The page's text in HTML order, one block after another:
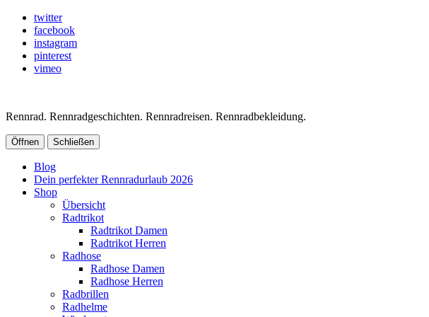
twitter
facebook
instagram
pinterest
vimeo
Rennrad. Rennradgeschichten. Rennradreisen. Rennradbekleidung.
Öffnen Schließen
Blog
Dein perfekter Rennradurlaub 2026
Shop
Übersicht
Radtrikot
Radtrikot Damen
Radtrikot Herren
Radhose
Radhose Damen
Radhose Herren
Radbrillen
Radhelme